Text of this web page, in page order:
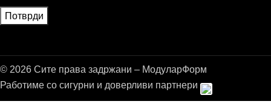
© 2026 Сите права задржани – МодуларФорм
Работиме со сигурни и доверливи партнери